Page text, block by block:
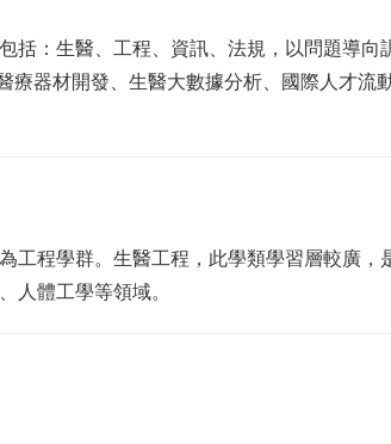
括：生醫、工程、資訊、法規，以問題導向
器材開發、生醫大數據分析、國際人才流
程學群。生醫工程，此學類學習層較廣，
人體工學等領域。